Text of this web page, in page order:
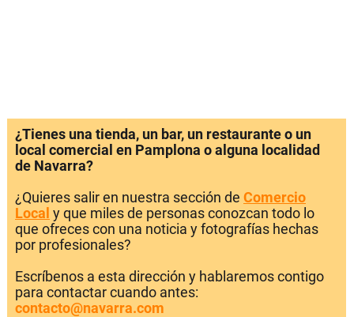
¿Tienes una tienda, un bar, un restaurante o un
local comercial en Pamplona o alguna localidad
de Navarra?
¿Quieres salir en nuestra sección de Comercio
Local y que miles de personas conozcan todo lo
que ofreces con una noticia y fotografías hechas
por profesionales?
Escríbenos a esta dirección y hablaremos contigo
para contactar cuando antes:
contacto@navarra.com